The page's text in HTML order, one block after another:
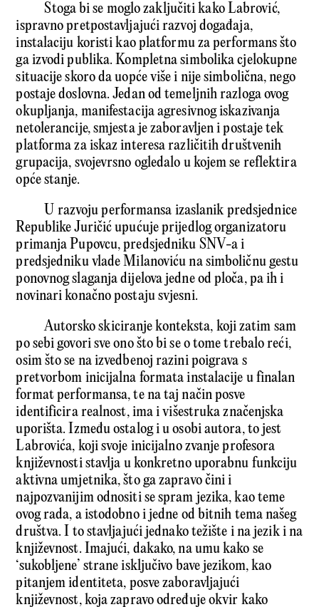
Stoga bi se moglo zaključiti kako Labrović,
ispravno pretpostavljajući razvoj događaja,
instalaciju koristi kao platformu za performans što
ga izvodi publika. Kompletna simbolika cjelokupne
situacije skoro da uopće više i nije simbolična, nego
postaje doslovna. Jedan od temeljnih razloga ovog
okupljanja, manifestacija agresivnog iskazivanja
netolerancije, smjesta je zaboravljen i postaje tek
platforma za iskaz interesa različitih društvenih
grupacija, svojevrsno ogledalo u kojem se reflektira
opće stanje.
U razvoju performansa izaslanik predsjednice
Republike Juričić upućuje prijedlog organizatoru
primanja Pupovcu, predsjedniku SNV-a i
predsjedniku vlade Milanoviću na simboličnu gestu
ponovnog slaganja dijelova jedne od ploča, pa ih i
novinari konačno postaju svjesni.
Autorsko skiciranje konteksta, koji zatim sam
po sebi govori sve ono što bi se o tome trebalo reći,
osim što se na izvedbenoj razini poigrava s
pretvorbom inicijalna formata instalacije u finalan
format performansa, te na taj način posve
identificira realnost, ima i višestruka značenjska
uporišta. Između ostalog i u osobi autora, to jest
Labrovića, koji svoje inicijalno zvanje profesora
književnosti stavlja u konkretno uporabnu funkciju
aktivna umjetnika, što ga zapravo čini i
najpozvanijim odnositi se spram jezika, kao teme
ovog rada, a istodobno i jedne od bitnih tema našeg
društva. I to stavljajući jednako težište i na jezik i na
književnost. Imajući, dakako, na umu kako se
‘sukobljene’ strane isključivo bave jezikom, kao
pitanjem identiteta, posve zaboravljajući
književnost, koja zapravo određuje okvir kako